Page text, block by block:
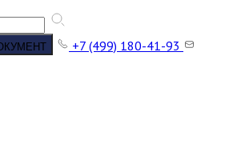
+7 (499) 180-41-93